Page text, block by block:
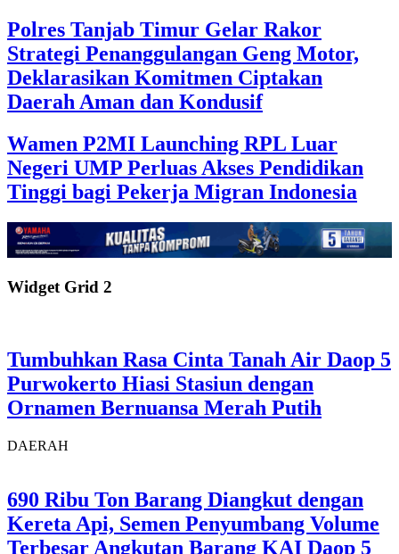
Polres Tanjab Timur Gelar Rakor
Strategi Penanggulangan Geng Motor,
Deklarasikan Komitmen Ciptakan
Daerah Aman dan Kondusif
Wamen P2MI Launching RPL Luar
Negeri UMP Perluas Akses Pendidikan
Tinggi bagi Pekerja Migran Indonesia
Widget Grid 2
Tumbuhkan Rasa Cinta Tanah Air Daop 5
Purwokerto Hiasi Stasiun dengan
Ornamen Bernuansa Merah Putih
DAERAH
690 Ribu Ton Barang Diangkut dengan
Kereta Api, Semen Penyumbang Volume
Terbesar Angkutan Barang KAI Daop 5